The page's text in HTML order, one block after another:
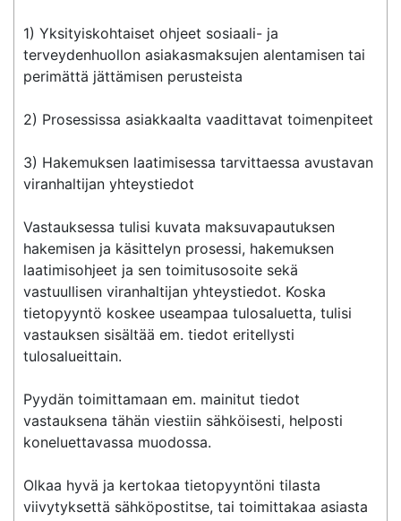
1) Yksityiskohtaiset ohjeet sosiaali- ja
terveydenhuollon asiakasmaksujen alentamisen tai
perimättä jättämisen perusteista
2) Prosessissa asiakkaalta vaadittavat toimenpiteet
3) Hakemuksen laatimisessa tarvittaessa avustavan
viranhaltijan yhteystiedot
Vastauksessa tulisi kuvata maksuvapautuksen
hakemisen ja käsittelyn prosessi, hakemuksen
laatimisohjeet ja sen toimitusosoite sekä
vastuullisen viranhaltijan yhteystiedot. Koska
tietopyyntö koskee useampaa tulosaluetta, tulisi
vastauksen sisältää em. tiedot eritellysti
tulosalueittain.
Pyydän toimittamaan em. mainitut tiedot
vastauksena tähän viestiin sähköisesti, helposti
koneluettavassa muodossa.
Olkaa hyvä ja kertokaa tietopyyntöni tilasta
viivytyksettä sähköpostitse, tai toimittakaa asiasta